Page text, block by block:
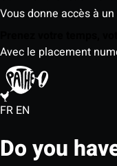
Vous donne accès à
Avec le placement
FR EN
Do you